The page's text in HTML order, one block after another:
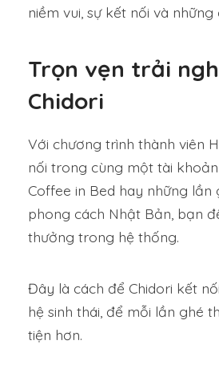
niềm vui, sự kết nối và
Trọn vẹn trải
Chidori
Với chương trình thành viên
nối trong cùng một tài
Coffee in Bed hay những
phong cách Nhật Bản, bạn
thưởng trong hệ thống.
Đây là cách để Chidori kết
hệ sinh thái, để mỗi lần ghé
tiện hơn.